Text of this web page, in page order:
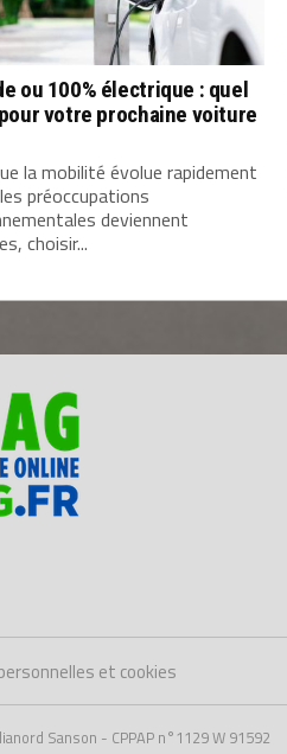
ou 100% électrique : quel
votre prochaine voiture
la mobilité évolue rapidement
préoccupations
deviennent
choisir...
et cookies
Sanson - CPPAP n°1129 W 91592